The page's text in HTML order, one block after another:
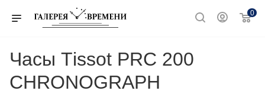
0
Часы Тissot PRC 200
CHRONOGRAPH